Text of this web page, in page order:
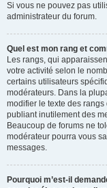
Si vous ne pouvez pas
administrateur du forum.
Quel est mon rang et
Les rangs, qui
votre activité selon le
certains utilisateurs
modérateurs. Dans la
modifier le texte des
publiant inutilement des
Beaucoup de forums ne
modérateur pourra vous
messages.
Pourquoi m’est-il